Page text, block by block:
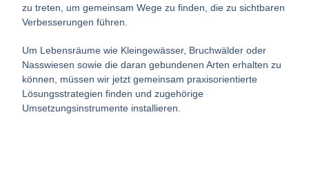
zu treten, um gemeinsam Wege zu finden, die zu sichtbaren
Verbesserungen führen.
Um Lebensräume wie Kleingewässer, Bruchwälder oder
Nasswiesen sowie die daran gebundenen Arten erhalten zu
können, müssen wir jetzt gemeinsam praxisorientierte
Lösungsstrategien finden und zugehörige
Umsetzungsinstrumente installieren.